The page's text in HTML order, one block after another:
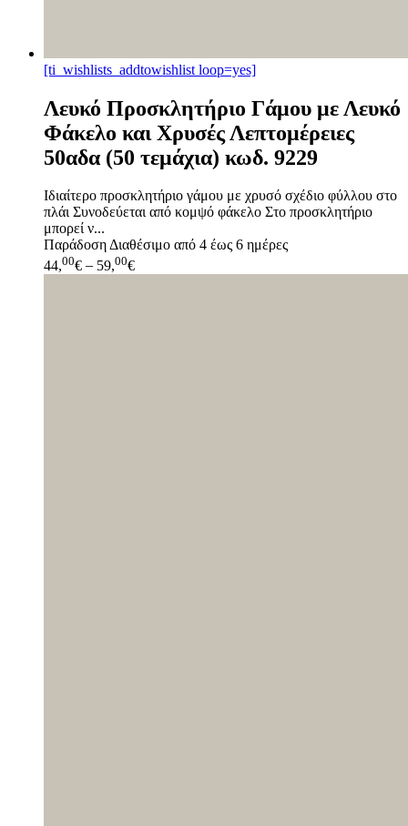
[ti_wishlists_addtowishlist loop=yes]
Λευκό Προσκλητήριο Γάμου με Λευκό
Φάκελο και Χρυσές Λεπτομέρειες
50αδα (50 τεμάχια) κωδ. 9229
Ιδιαίτερο προσκλητήριο γάμου με χρυσό σχέδιο φύλλου στο
πλάι Συνοδεύεται από κομψό φάκελο Στο προσκλητήριο
μπορεί ν...
ΠαράδοσηΔιαθέσιμο από 4 έως 6 ημέρες
44,00€ – 59,00€